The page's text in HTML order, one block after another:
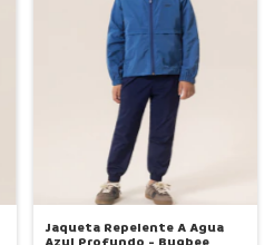
Jaqueta Repelente A Agua